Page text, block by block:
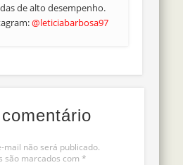
de alto desempenho.
@leticiabarbosa97
mail não será publicado.
são marcados com *